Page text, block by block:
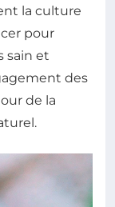
la culture
pour
sain et
des
de la